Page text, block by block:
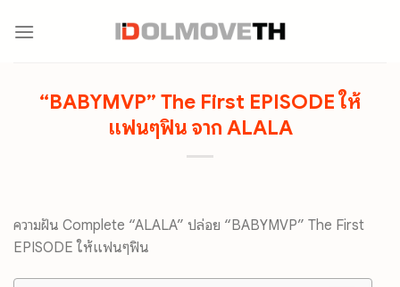
“BABYMVP” The First EPISODE ให้
แฟนๆฟิน จาก ALALA
ความฝัน Complete “ALALA” ปล่อย “BABYMVP” The First
EPISODE ให้แฟนๆฟิน